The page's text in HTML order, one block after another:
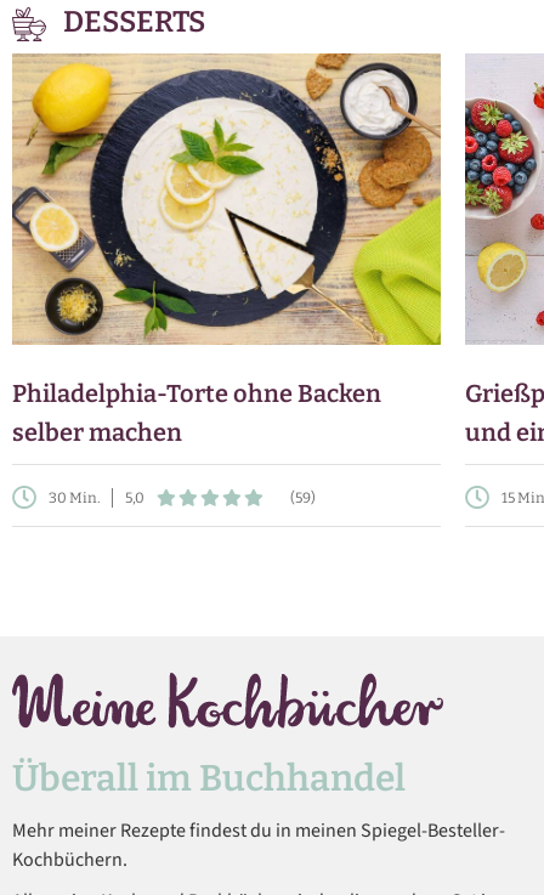
DESSERTS
Philadelphia-Torte ohne Backen
selber machen
30 Min. 5,0 (59)
und
15
Überall im Buchhandel
Mehr meiner Rezepte findest du in meinen Spiegel-Besteller-
Kochbüchern.